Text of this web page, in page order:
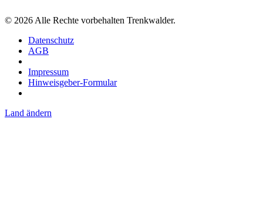
© 2026 Alle Rechte vorbehalten Trenkwalder.
Datenschutz
AGB
Impressum
Hinweisgeber-Formular
Land ändern